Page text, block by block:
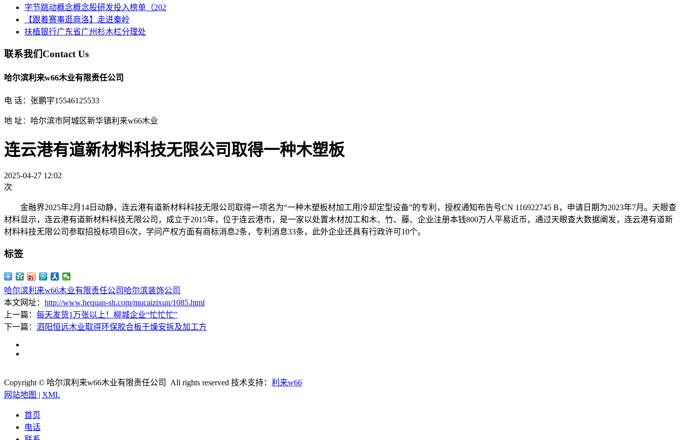
字节跳动概念概念股研发投入榜单（202
【跟着赛事逛商洛】走进秦岭
扶植银行广东省广州杉木栏分理处
联系我们Contact Us
哈尔滨利来w66木业有限责任公司
电 话：张鹏宇15546125533
地 址：哈尔滨市阿城区新华镇利来w66木业
连云港有道新材料科技无限公司取得一种木塑板
2025-04-27 12:02
次
金融界2025年2月14日动静，连云港有道新材料科技无限公司取得一项名为“一种木塑板材加工用冷却定型设备”的专利，授权通知布告号CN 116922745 B，申请日期为2023年7月。天眼查
材料显示，连云港有道新材料科技无限公司，成立于2015年，位于连云港市，是一家以处置木材加工和木、竹、藤、企业注册本钱800万人平易近币，通过天眼查大数据阐发，连云港有道新
材料科技无限公司参取招投标项目6次，学问产权方面有商标消息2条，专利消息33条，此外企业还具有行政许可10个。
标签
哈尔滨利来w66木业有限责任公司 哈尔滨装饰公司
本文网址： http://www.hequan-sh.com/mucaizixun/1085.html
上一篇： 每天发货1万张以上！柳城企业“忙忙忙”
下一篇： 泗阳恒远木业取得环保胶合板干燥安拆及加工方
Copyright © 哈尔滨利来w66木业有限责任公司 All rights reserved 技术支持： 利来w66
网站地图 | XML
首页
电话